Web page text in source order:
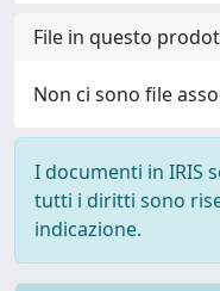
File in questo
Non ci sono file
I documenti in IRIS
tutti i diritti sono
indicazione.